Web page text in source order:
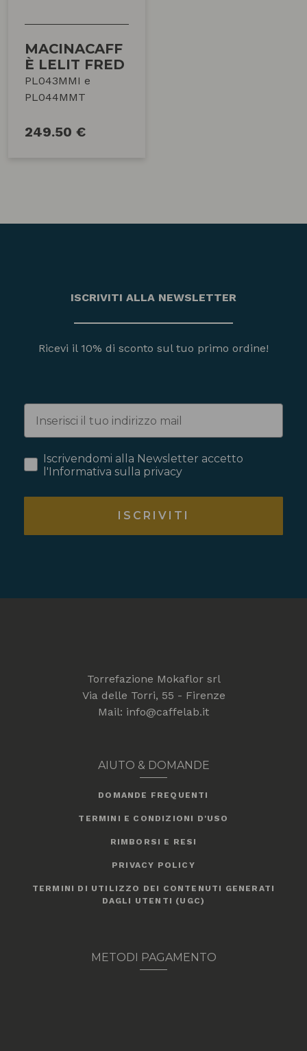
MACINACAFF
È LELIT FRED
PL043MMI e
PL044MMT
249.50 €
ISCRIVITI ALLA NEWSLETTER
Ricevi il 10% di sconto sul tuo primo ordine!
Iscrivendomi alla Newsletter accetto
l'Informativa sulla privacy
ISCRIVITI
Torrefazione Mokaflor srl
Via delle Torri, 55 - Firenze
Mail: info@caffelab.it
AIUTO & DOMANDE
DOMANDE FREQUENTI
TERMINI E CONDIZIONI D'USO
RIMBORSI E RESI
PRIVACY POLICY
TERMINI DI UTILIZZO DEI CONTENUTI GENERATI
DAGLI UTENTI (UGC)
METODI PAGAMENTO